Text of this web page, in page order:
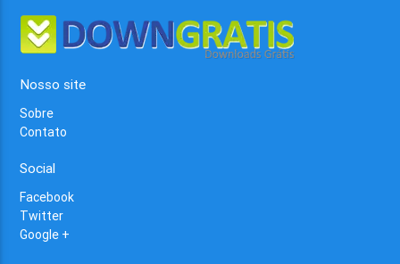
Nosso site
Sobre
Contato
Social
Facebook
Twitter
Google +